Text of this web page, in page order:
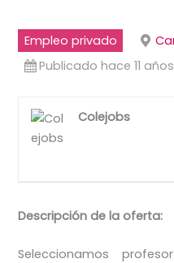
Empleo privado
Publicado hace 11 años
Colejobs
Descripción de la oferta:
Seleccionamos